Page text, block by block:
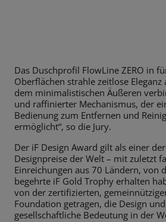
Das Duschprofil FlowLine ZERO in
Oberflächen strahle zeitlose Eleganz
dem minimalistischen Äußeren
und raffinierter Mechanismus, der
Bedienung zum Entfernen und
ermöglicht“, so die Jury.
Der iF Design Award gilt als einer
Designpreise der Welt – mit zuletzt
Einreichungen aus 70 Ländern, von
begehrte iF Gold Trophy erhalten
von der zertifizierten,
Foundation getragen, die Design
gesellschaftliche Bedeutung in der